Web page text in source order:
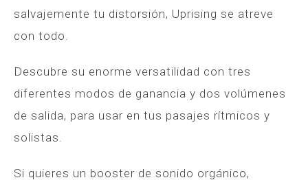
salvajemente tu distorsión, Uprising se atreve
con todo.
Descubre su enorme versatilidad con tres
diferentes modos de ganancia y dos volúmenes
de salida, para usar en tus pasajes rítmicos y
solistas.
Si quieres un booster de sonido orgánico,